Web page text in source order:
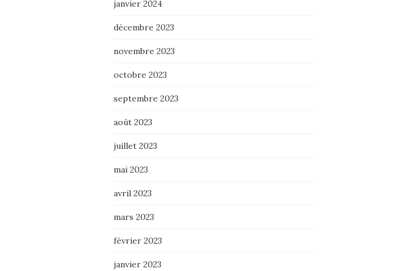
janvier 2024
décembre 2023
novembre 2023
octobre 2023
septembre 2023
août 2023
juillet 2023
mai 2023
avril 2023
mars 2023
février 2023
janvier 2023